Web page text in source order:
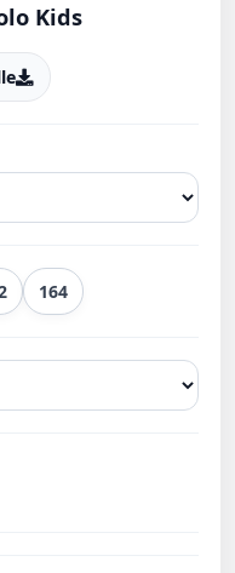
Kids
164